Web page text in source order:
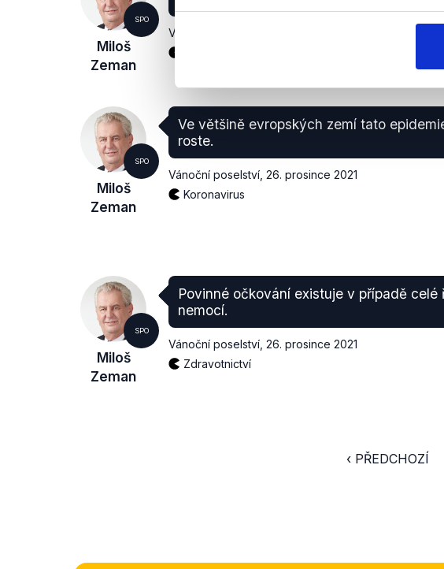
SPO
Miloš
Zeman
Vánoční poselství
SPO
Miloš
Zeman
Ve většině evropských zemí tato
roste.
Vánoční poselství 26. prosince 2021
Koronavirus
SPO
Miloš
Zeman
Povinné očkování existuje v případě celé
nemocí.
Vánoční poselství 26. prosince 2021
Zdravotnictví
‹ PŘEDCHOZÍ